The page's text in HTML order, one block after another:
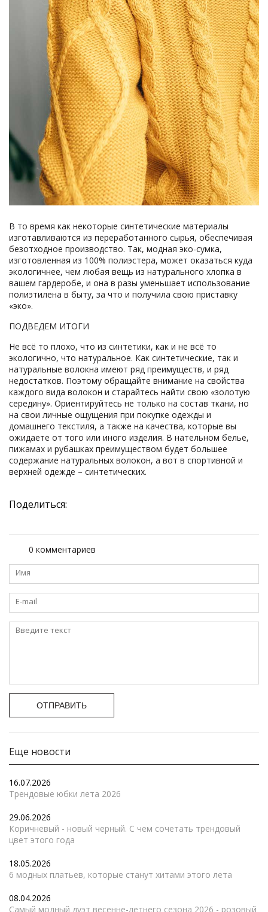
В то время как некоторые синтетические материалы
изготавливаются из переработанного сырья, обеспечивая
безотходное производство. Так, модная эко-сумка,
изготовленная из 100% полиэстера, может оказаться куда
экологичнее, чем любая вещь из натурального хлопка в
вашем гардеробе, и она в разы уменьшает использование
полиэтилена в быту, за что и получила свою приставку
«эко».
ПОДВЕДЕМ ИТОГИ
Не всё то плохо, что из синтетики, как и не всё то
экологично, что натуральное. Как синтетические, так и
натуральные волокна имеют ряд преимуществ, и ряд
недостатков. Поэтому обращайте внимание на свойства
каждого вида волокон и старайтесь найти свою «золотую
середину». Ориентируйтесь не только на состав ткани, но
на свои личные ощущения при покупке одежды и
домашнего текстиля, а также на качества, которые вы
ожидаете от того или иного изделия. В нательном белье,
пижамах и рубашках преимуществом будет большее
содержание натуральных волокон, а вот в спортивной и
верхней одежде – синтетических.
Поделиться:
0 комментариев
ОТПРАВИТЬ
Еще новости
16.07.2026
Трендовые юбки лета 2026
29.06.2026
Коричневый - новый черный. С чем сочетать трендовый
цвет этого года
18.05.2026
6 модных платьев, которые станут хитами этого лета
08.04.2026
Самый модный дуэт весенне-летнего сезона 2026 - розовый